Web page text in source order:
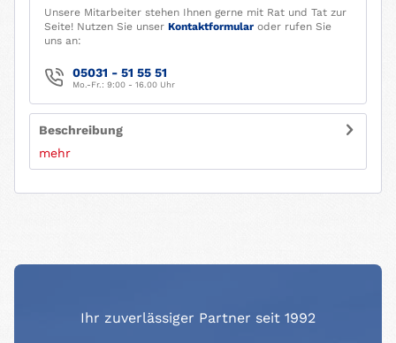
Unsere Mitarbeiter stehen Ihnen gerne mit Rat und Tat zur
Seite! Nutzen Sie unser Kontaktformular oder rufen Sie
uns an:
05031 - 51 55 51
Mo.-Fr.: 9:00 - 16.00 Uhr
Beschreibung
mehr
Ihr zuverlässiger Partner seit 1992